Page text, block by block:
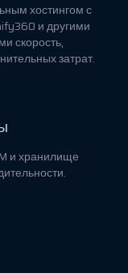
хостингом с
и другими
скорость,
затрат.
и хранилище